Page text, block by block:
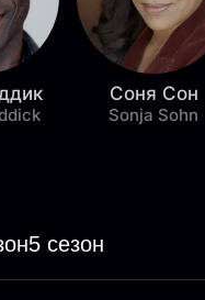
Соня Сон
Sonja Sohn
5 сезон